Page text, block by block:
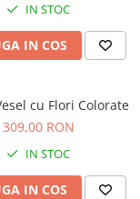
IN STOC
IN COS
cu Flori Colorate
309,00 RON
IN STOC
IN COS